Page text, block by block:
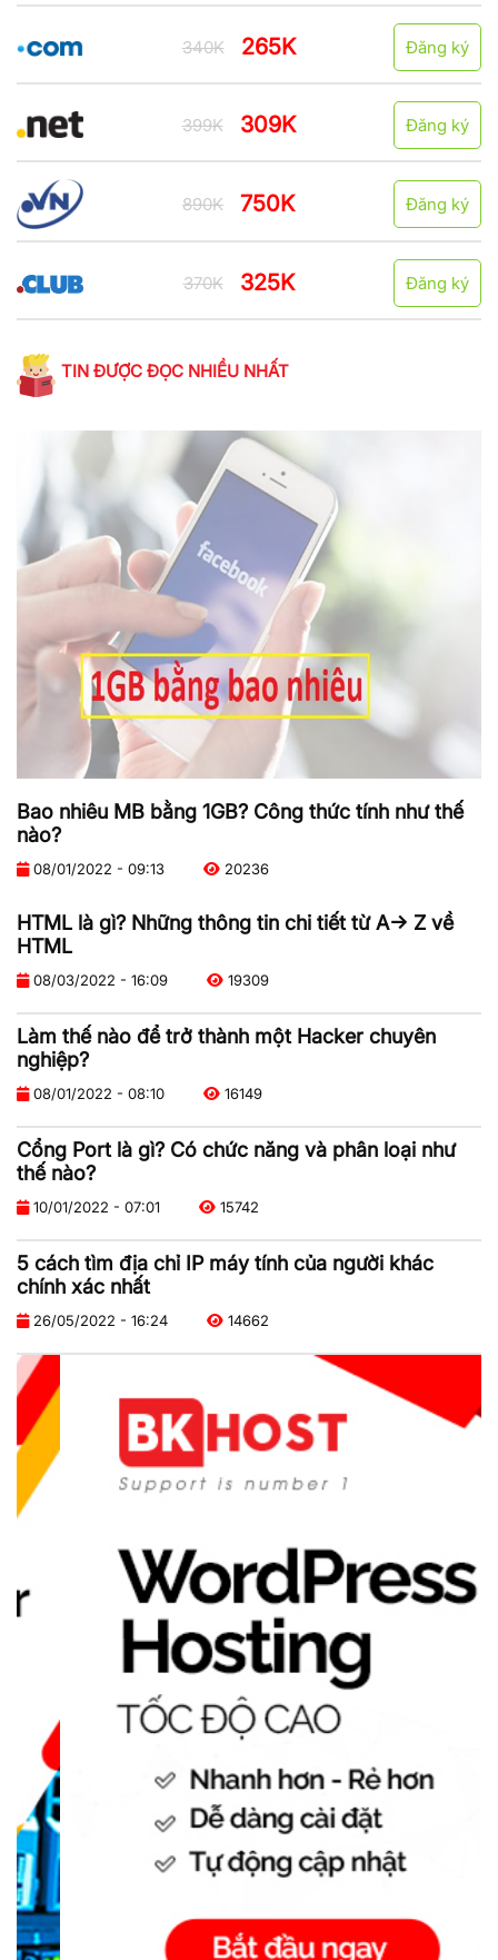
340K 265K Đăng ký
399K 309K Đăng ký
890K 750K Đăng ký
370K 325K Đăng ký
TIN ĐƯỢC ĐỌC NHIỀU NHẤT
Bao nhiêu MB bằng 1GB? Công thức tính như thế
nào?
08/01/2022 - 09:13 20236
HTML là gì? Những thông tin chi tiết từ A-> Z về
HTML
08/03/2022 - 16:09 19309
Làm thế nào để trở thành một Hacker chuyên
nghiệp?
08/01/2022 - 08:10 16149
Cổng Port là gì? Có chức năng và phân loại như
thế nào?
10/01/2022 - 07:01 15742
5 cách tìm địa chỉ IP máy tính của người khác
chính xác nhất
26/05/2022 - 16:24 14662